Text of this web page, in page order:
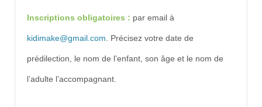
Inscriptions obligatoires : par email à
kidimake@gmail.com . Précisez votre date de
prédilection, le nom de l’enfant, son âge et le nom de
l’adulte l’accompagnant.